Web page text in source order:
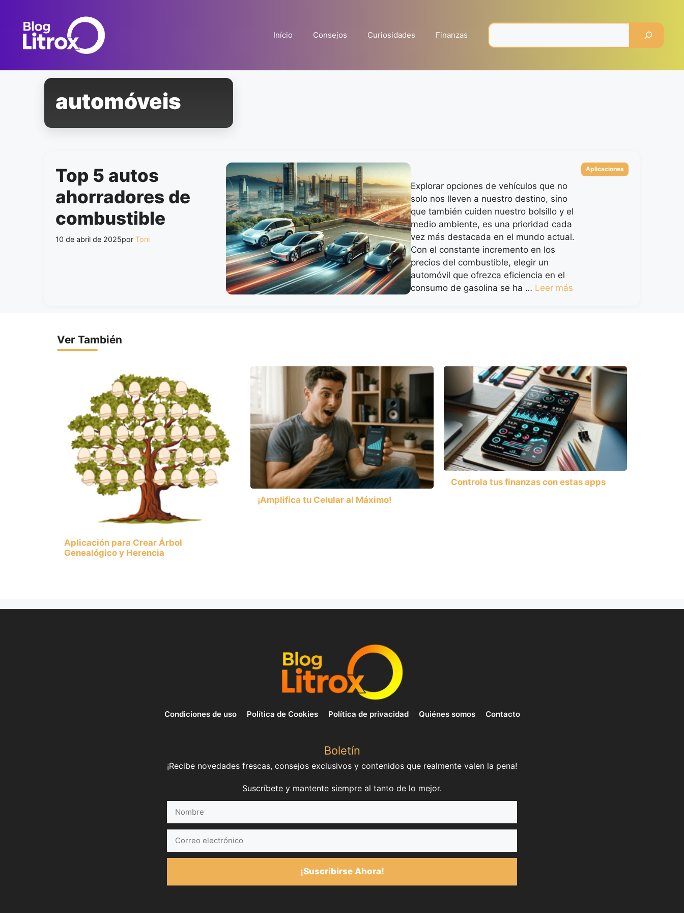
contenido
Início Consejos Curiosidades Finanzas
automóveis
Top 5 autos
ahorradores de
combustible
10 de abril de 2025por Toni
Explorar opciones de vehículos que no
solo nos lleven a nuestro destino, sino
que también cuiden nuestro bolsillo y el
medio ambiente, es una prioridad cada
vez más destacada en el mundo actual.
Con el constante incremento en los
precios del combustible, elegir un
automóvil que ofrezca eficiencia en el
consumo de gasolina se ha … Leer más
Categorías
Aplicaciones
Ver También
Aplicación para Crear Árbol
Genealógico y Herencia
¡Amplifica tu Celular al Máximo!
Controla tus finanzas con estas apps
Condiciones de uso Política de Cookies Política de privacidad Quiénes somos Contacto
Boletín
¡Recibe novedades frescas, consejos exclusivos y contenidos que realmente valen la pena!
Suscríbete y mantente siempre al tanto de lo mejor.
electrónico
¡Suscribirse Ahora!